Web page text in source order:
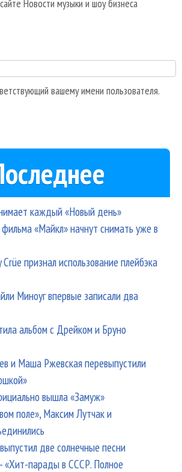
Новости музыки и шоу бизнеса
вашему имени пользователя.
каждый «Новый день»
«Майкл» начнут снимать уже в
признал использование плейбэка
Миноуг впервые записали два
альбом с Дрейком и Бруно
и Маша Ржевская перевыпустили
вышла «Замуж»
поле», Максим Лутчак и
две солнечные песни
«Хит-парады в СССР. Полное